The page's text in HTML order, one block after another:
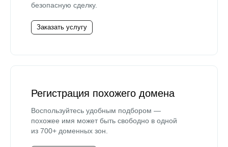
безопасную сделку.
Заказать услугу
Регистрация похожего домена
Воспользуйтесь удобным подбором —
похожее имя может быть свободно в одной
из 700+ доменных зон.